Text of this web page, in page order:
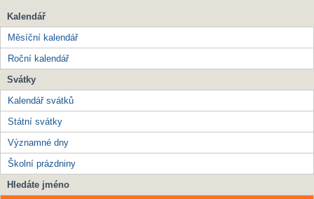
Kalendář
Měsíční kalendář
Roční kalendář
Svátky
Kalendář svátků
Státní svátky
Významné dny
Školní prázdniny
Hledáte jméno